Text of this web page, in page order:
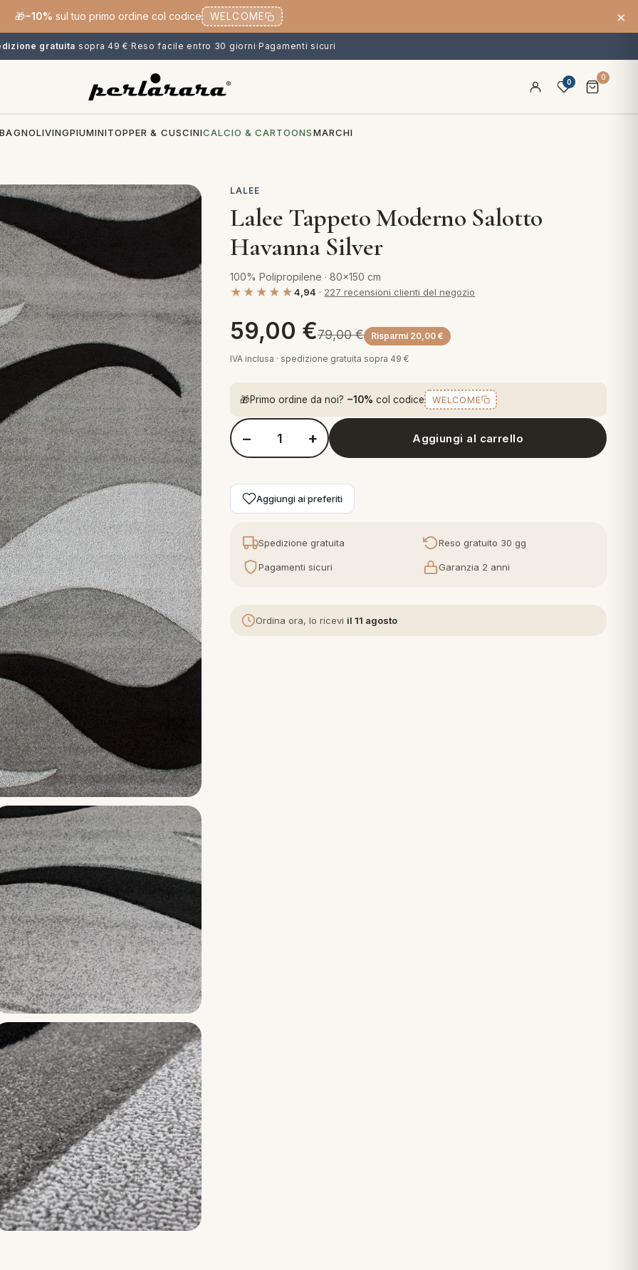
🎁−10% sul tuo primo ordine col codice WELCOME ×
gratuita sopra 49 €·Reso facile entro 30 giorni·Pagamenti sicuri
0
0
BAGNOLIVINGPIUMINITOPPER & CUSCINICALCIO & CARTOONSMARCHI
LALEE
Lalee Tappeto Moderno Salotto
Havanna Silver
100% Polipropilene · 80x150 cm
★★★★★4,94 · 227 recensioni clienti del negozio
59,00 €79,00€ Risparmi 20,00€
IVA inclusa · spedizione gratuita sopra 49 €
🎁Primo ordine da noi? −10% col codice WELCOME
Quantità Lalee Tappeto arredo moderno salotto Havanna 80x150 cm 406 Silver
− + Aggiungi al carrello
Aggiungi ai preferiti
Spedizione gratuita Reso gratuito 30 gg
Pagamenti sicuri Garanzia 2 anni
Ordina ora, lo ricevi il 11 agosto